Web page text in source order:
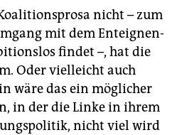
nicht – zum
mit dem Enteignen-
findet –, hat die
Oder vielleicht auch
wäre das ein möglicher
in der die Linke in ihrem
nicht viel wird